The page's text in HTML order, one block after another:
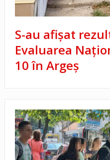
S-au afișat
Evaluarea
10 în Argeș